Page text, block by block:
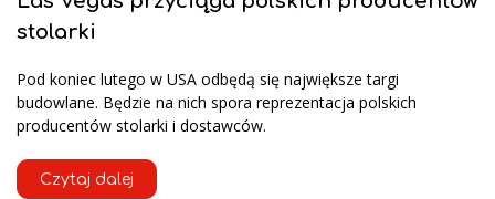
stolarki
Pod koniec lutego w USA odbędą się największe targi
budowlane. Będzie na nich spora reprezentacja polskich
producentów stolarki i dostawców.
Czytaj dalej